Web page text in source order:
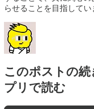
らせることを目指してい
このポストの続
プリで読む